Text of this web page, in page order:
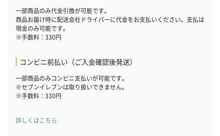
一部商品のみ代金引換が可能です。
商品お届け時に配送会社ドライバーに代金をお支払いください。支払は
現金のみ可能です。
※手数料：330円
コンビニ前払い（ご入金確認後発送）
一部商品のみコンビニ支払いが可能です。
※セブンイレブンは取り扱いできません。
※手数料：330円
詳しくはこちら